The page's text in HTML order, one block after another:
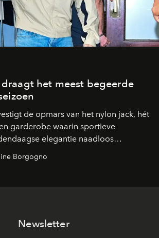
het meest begeerde
de opmars van het nylon jack, hét
garderobe waarin sportieve
elegantie naadloos
Borgogno
Newsletter